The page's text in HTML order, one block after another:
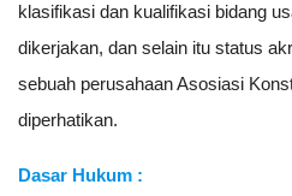
klasifikasi dan kualifikasi bidang
dikerjakan, dan selain itu status
sebuah perusahaan Asosiasi
diperhatikan.
Dasar Hukum :